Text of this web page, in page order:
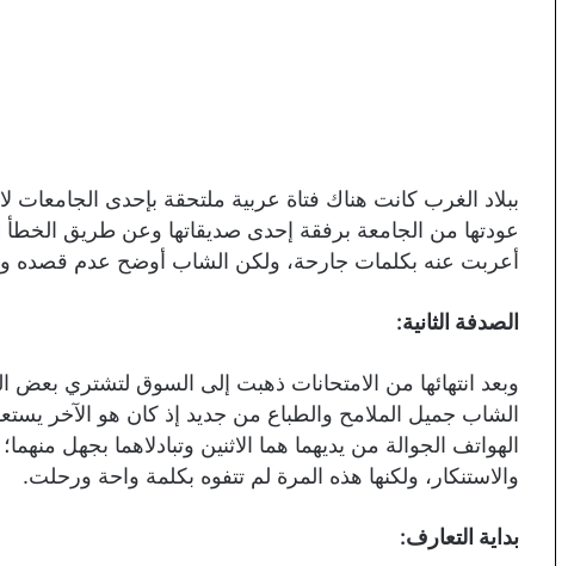
ببلاد الغرب كانت هناك فتاة عربية ملتحقة بإحدى الجامعات
عودتها من الجامعة برفقة إحدى صديقاتها وعن طريق
أعربت عنه بكلمات جارحة، ولكن الشاب أوضح عدم قصده
الصدفة الثانية:
وبعد انتهائها من الامتحانات ذهبت إلى السوق لتشتري بعض
الشاب جميل الملامح والطباع من جديد إذ كان هو الآخر
الهواتف الجوالة من يديهما هما الاثنين وتبادلاهما بجهل
والاستنكار، ولكنها هذه المرة لم تتفوه بكلمة واحة ورحلت.
بداية التعارف: